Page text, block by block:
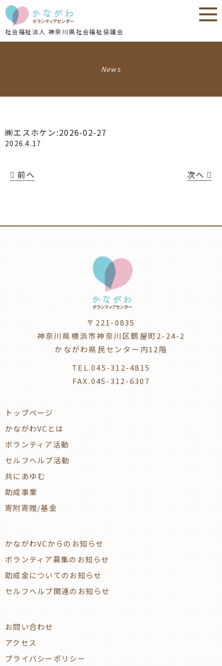
内
容
を
ス
内
容
を
ス
社会福祉法人 神奈川県社会福祉協議会
News
㈱エスホケン:2026-02-27
2026.4.17
前へ 次へ
〒221-0835
神奈川県横浜市神奈川区鶴屋町2-24-2
かながわ県民センター内12階
TEL.045-312-4815
FAX.045-312-6307
トップページ
かながわVCとは
ボランティア活動
セルフヘルプ活動
共にあゆむ
助成事業
寄附寄贈/基金
かながわVCからのお知らせ
ボランティア募集のお知らせ
助成金についてのお知らせ
セルフヘルプ関連のお知らせ
お問い合わせ
アクセス
プライバシーポリシー